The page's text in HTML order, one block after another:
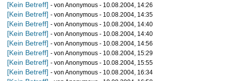
[Kein Betreff] - von Anonymous - 10.08.2004, 14:26
[Kein Betreff] - von Anonymous - 10.08.2004, 14:35
[Kein Betreff] - von Anonymous - 10.08.2004, 14:40
[Kein Betreff] - von Anonymous - 10.08.2004, 14:40
[Kein Betreff] - von Anonymous - 10.08.2004, 14:56
[Kein Betreff] - von Anonymous - 10.08.2004, 15:29
[Kein Betreff] - von Anonymous - 10.08.2004, 15:55
[Kein Betreff] - von Anonymous - 10.08.2004, 16:34